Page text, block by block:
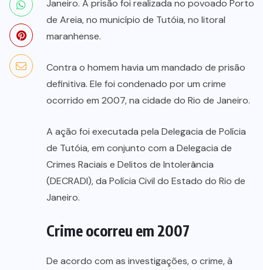
Janeiro. A prisão foi realizada no povoado Porto
de Areia, no município de Tutóia, no litoral
maranhense.
Contra o homem havia um mandado de prisão
definitiva. Ele foi condenado por um crime
ocorrido em 2007, na cidade do Rio de Janeiro.
A ação foi executada pela Delegacia de Polícia
de Tutóia, em conjunto com a Delegacia de
Crimes Raciais e Delitos de Intolerância
(DECRADI), da Polícia Civil do Estado do Rio de
Janeiro.
Crime ocorreu em 2007
De acordo com as investigações, o crime, à